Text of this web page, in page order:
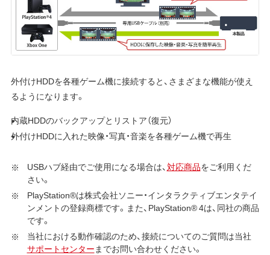
外付けHDDを各種ゲーム機に接続すると、さまざまな機能が使え
るようになります。
内蔵HDDのバックアップとリストア（復元）
外付けHDDに入れた映像・写真・音楽を各種ゲーム機で再生
USBハブ経由でご使用になる場合は、 対応商品をご利用くだ
さい。
PlayStation®は株式会社ソニー・インタラクティブエンタテイ
ンメントの登録商標です。また、PlayStation® 4は、同社の商品
です。
当社における動作確認のため、接続についてのご質問は当社
サポートセンター までお問い合わせください。